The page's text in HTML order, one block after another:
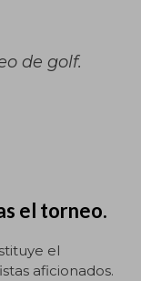
de golf.
el torneo.
el
aficionados.